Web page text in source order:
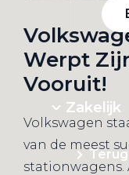
Zakelijk
Terug
Werpt
Vooruit!
Volkswagen
van de meest
stationwagens.